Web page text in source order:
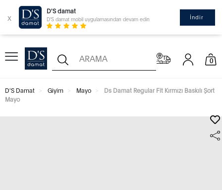
x
D'S damat
D'S damat mobil uygulamasından devam edin İndir
0
D'S Damat Giyim Mayo
Ds Damat Regular Fit Kırmızı Baskılı Şort
Mayo